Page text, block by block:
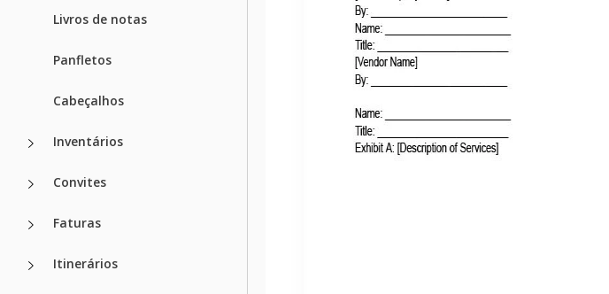
Livros de notas
Panfletos
Cabeçalhos
Inventários
Convites
Faturas
Itinerários